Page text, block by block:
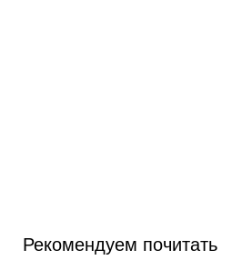
Рекомендуем почитать